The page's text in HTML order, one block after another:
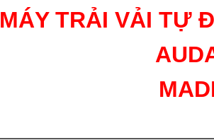
MÁY TRẢI VẢI TỰ